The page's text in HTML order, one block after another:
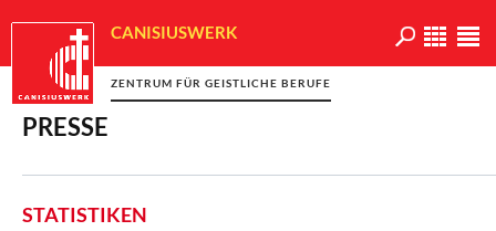
CANISIUSWERK
ZENTRUM FÜR GEISTLICHE BERUFE
PRESSE
STATISTIKEN